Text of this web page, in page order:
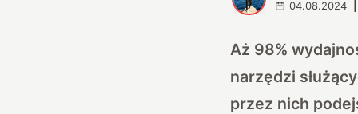
04.08.2024
Aż 98%
narzędzi
przez nich